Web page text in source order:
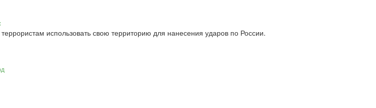
использовать свою территорию для нанесения ударов по России.